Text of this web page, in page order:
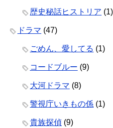
歴史秘話ヒストリア (1)
ドラマ (47)
ごめん、愛してる (1)
コードブルー (9)
大河ドラマ (8)
警視庁いきもの係 (1)
貴族探偵 (9)